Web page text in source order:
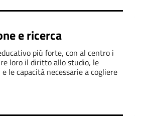
e ricerca
più forte, con al centro i
loro il diritto allo studio, le
le capacità necessarie a cogliere